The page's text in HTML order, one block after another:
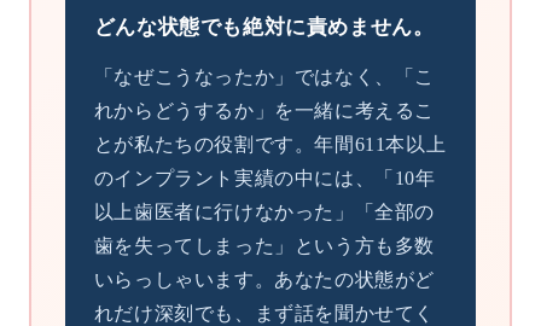
どんな状態でも絶対に責めません。
「なぜこうなったか」ではなく、「こ
れからどうするか」を一緒に考えるこ
とが私たちの役割です。年間611本以上
のインプラント実績の中には、「10年
以上歯医者に行けなかった」「全部の
歯を失ってしまった」という方も多数
いらっしゃいます。あなたの状態がど
れだけ深刻でも、まず話を聞かせてく